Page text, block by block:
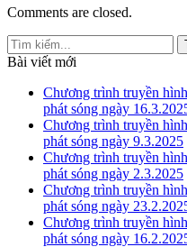
Comments are closed.
Bài viết mới
Chương trình truyền
phát sóng ngày
Chương trình truyền
phát sóng ngày 9.3.2025
Chương trình truyền
phát sóng ngày 2.3.2025
Chương trình truyền
phát sóng ngày
Chương trình truyền
phát sóng ngày